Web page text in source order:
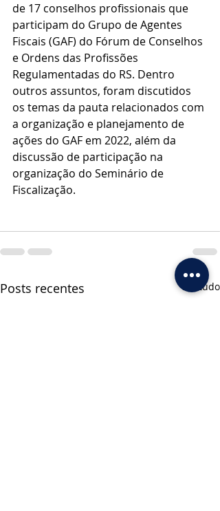
de 17 conselhos profissionais que
participam do Grupo de Agentes
Fiscais (GAF) do Fórum de Conselhos
e Ordens das Profissões
Regulamentadas do RS. Dentro
outros assuntos, foram discutidos
os temas da pauta relacionados com
a organização e planejamento de
ações do GAF em 2022, além da
discussão de participação na
organização do Seminário de
Fiscalização.
Posts recentes Ver tudo